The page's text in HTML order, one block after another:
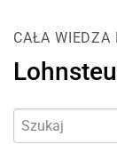
CAŁA WIEDZA